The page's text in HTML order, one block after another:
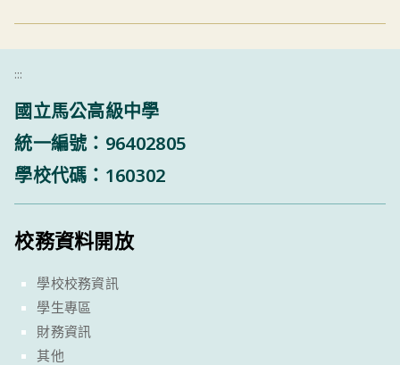
:::
國立馬公高級中學
統一編號：96402805
學校代碼：160302
校務資料開放
學校校務資訊
學生專區
財務資訊
其他